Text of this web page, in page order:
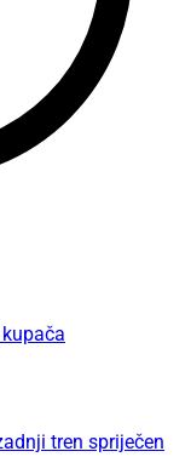
tren spriječen